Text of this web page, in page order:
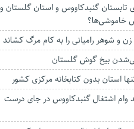
تابستان گنبدکاووس و استان گلستان و
خاموشی‌ها؟
زن و شوهر رامیانی را به کام مرگ کشاند
بیخ گوش گلستان
استان بدون کتابخانه مرکزی کشور
وام اشتغال گنبدکاووس در جای درست